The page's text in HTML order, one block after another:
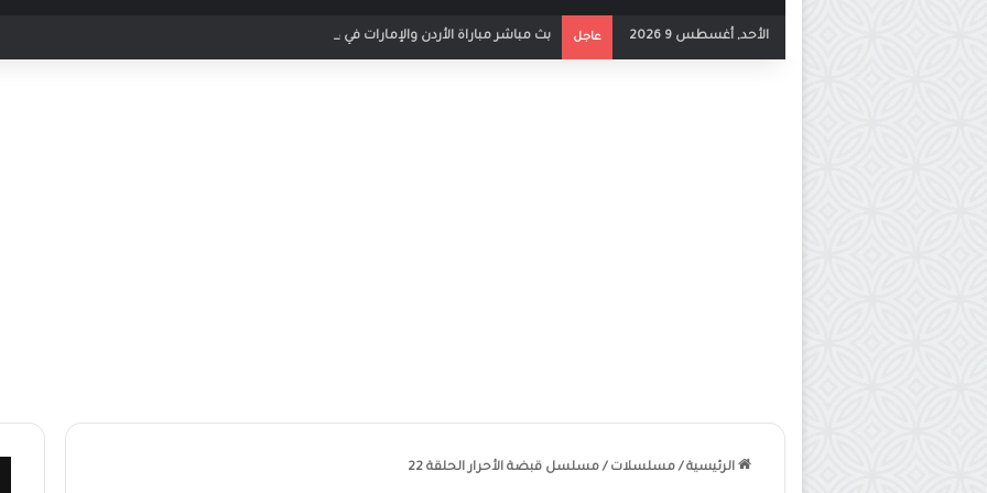
الأحد, أغسطس 9 2026 عاجل بث مباشر مباراة الأردن والإمارات في كأس العرب 2025
الرئيسية / مسلسلات / مسلسل قبضة الأحرار الحلقة 22